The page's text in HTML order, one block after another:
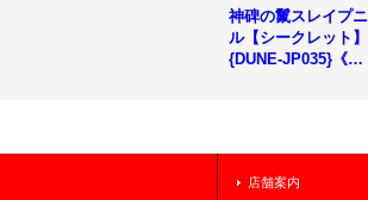
神碑の鬣スレイプニ
ル【シークレット】
{DUNE-JP035}《融
店舗案内